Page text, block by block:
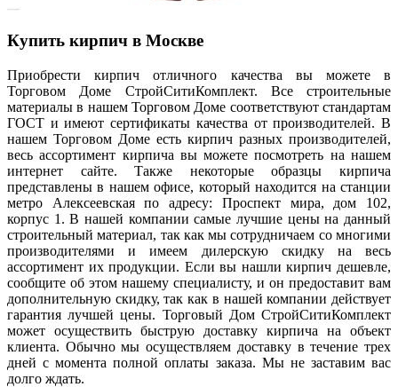
Купить кирпич в Москве
Приобрести кирпич отличного качества вы можете в
Торговом Доме СтройСитиКомплект. Все строительные
материалы в нашем Торговом Доме соответствуют стандартам
ГОСТ и имеют сертификаты качества от производителей. В
нашем Торговом Доме есть кирпич разных производителей,
весь ассортимент кирпича вы можете посмотреть на нашем
интернет сайте. Также некоторые образцы кирпича
представлены в нашем офисе, который находится на станции
метро Алексеевская по адресу: Проспект мира, дом 102,
корпус 1. В нашей компании самые лучшие цены на данный
строительный материал, так как мы сотрудничаем со многими
производителями и имеем дилерскую скидку на весь
ассортимент их продукции. Если вы нашли кирпич дешевле,
сообщите об этом нашему специалисту, и он предоставит вам
дополнительную скидку, так как в нашей компании действует
гарантия лучшей цены. Торговый Дом СтройСитиКомплект
может осуществить быструю доставку кирпича на объект
клиента. Обычно мы осуществляем доставку в течение трех
дней с момента полной оплаты заказа. Мы не заставим вас
долго ждать.